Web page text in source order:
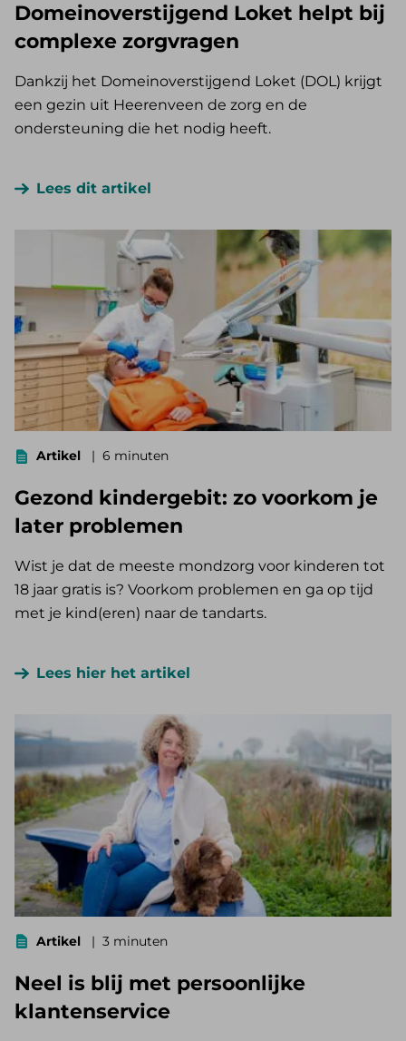
Domeinoverstijgend Loket helpt bij
complexe zorgvragen
Dankzij het Domeinoverstijgend Loket (DOL) krijgt
een gezin uit Heerenveen de zorg en de
ondersteuning die het nodig heeft.
Lees dit artikel
Artikel 6 minuten
Gezond kindergebit: zo voorkom je
later problemen
Wist je dat de meeste mondzorg voor kinderen tot
18 jaar gratis is? Voorkom problemen en ga op tijd
met je kind(eren) naar de tandarts.
Lees hier het artikel
Artikel 3 minuten
Neel is blij met persoonlijke
klantenservice